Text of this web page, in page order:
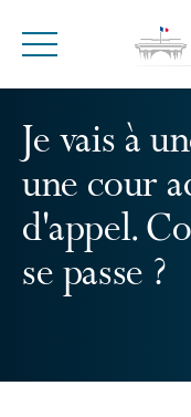
Menu
Je vais à
une cour
d'appel.
se passe ?